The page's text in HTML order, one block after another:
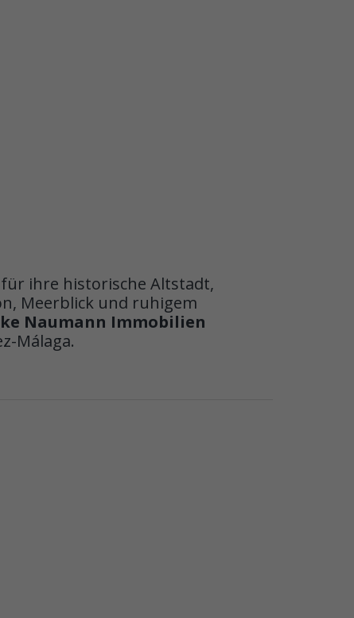
für ihre historische Altstadt,
Meerblick und ruhigem
Naumann Immobilien
Málaga.